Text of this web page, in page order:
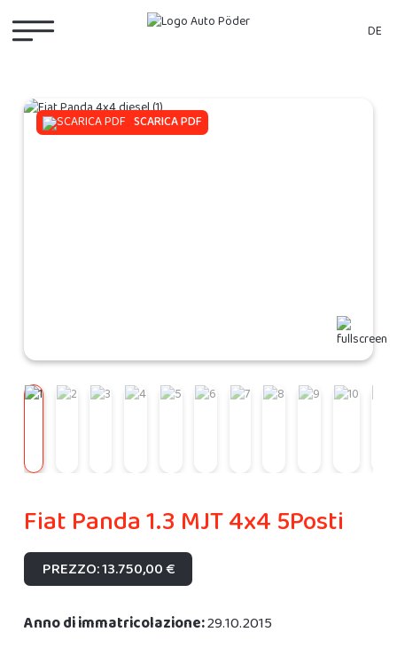
SCARICA PDF
Fiat Panda 1.3 MJT 4x4 5Posti
PREZZO: 13.750,00 €
Anno di immatricolazione:29.10.2015
DE